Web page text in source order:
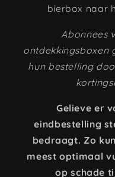
bierbox naar
Abonnees
ontdekkingsboxen
hun bestelling
Gelieve er
eindbestelling
bedraagt. Zo
meest optimaal
op schade